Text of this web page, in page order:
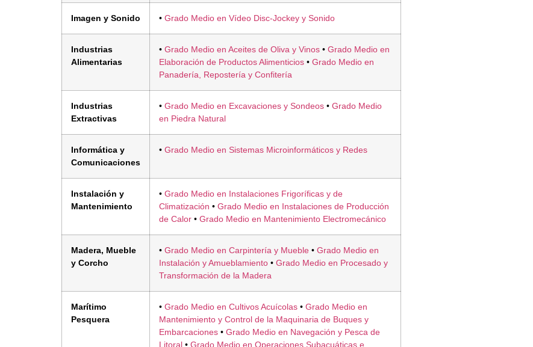
Imagen y Sonido • Grado Medio en Vídeo Disc-Jockey y Sonido
Industrias
Alimentarias
• Grado Medio en Aceites de Oliva y Vinos • Grado Medio en
Elaboración de Productos Alimenticios • Grado Medio en
Panadería, Repostería y Confitería
Industrias
Extractivas
• Grado Medio en Excavaciones y Sondeos • Grado Medio
en Piedra Natural
Informática y
Comunicaciones
• Grado Medio en Sistemas Microinformáticos y Redes
Instalación y
Mantenimiento
• Grado Medio en Instalaciones Frigoríficas y de
Climatización • Grado Medio en Instalaciones de Producción
de Calor • Grado Medio en Mantenimiento Electromecánico
Madera, Mueble
y Corcho
• Grado Medio en Carpintería y Mueble • Grado Medio en
Instalación y Amueblamiento • Grado Medio en Procesado y
Transformación de la Madera
Marítimo
Pesquera
• Grado Medio en Cultivos Acuícolas • Grado Medio en
Mantenimiento y Control de la Maquinaria de Buques y
Embarcaciones • Grado Medio en Navegación y Pesca de
Litoral • Grado Medio en Operaciones Subacuáticas e